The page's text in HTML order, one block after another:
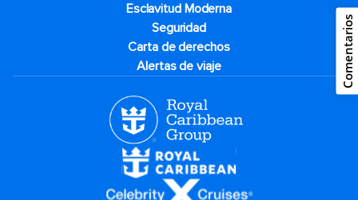
Esclavitud Moderna
Seguridad
Carta de derechos
Alertas de viaje
Comentarios